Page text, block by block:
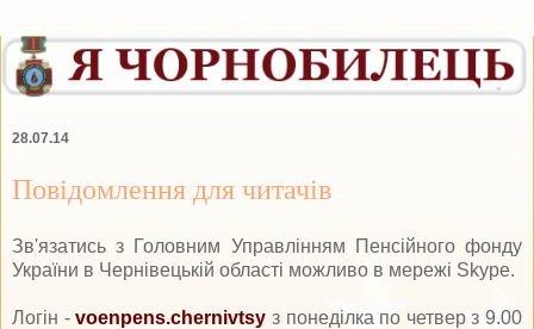
28.07.14
Повідомлення для читачів
Зв'язатись з Головним Управлінням Пенсійного фонду
України в Чернівецькій області можливо в мережі Skype.
Логін -voenpens.chernivtsy з понеділка по четвер з 9.00